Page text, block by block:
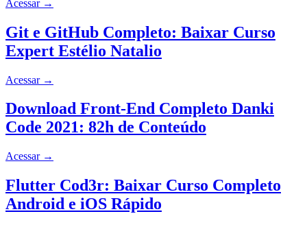
Acessar →
Git e GitHub Completo: Baixar Curso
Expert Estélio Natalio
Acessar →
Download Front-End Completo Danki
Code 2021: 82h de Conteúdo
Acessar →
Flutter Cod3r: Baixar Curso Completo
Android e iOS Rápido